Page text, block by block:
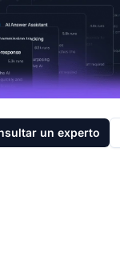
un experto